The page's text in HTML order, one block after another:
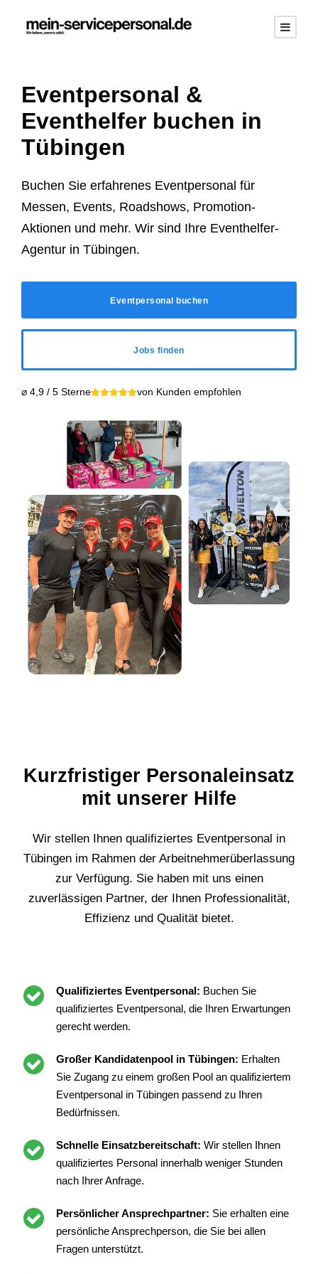
Eventpersonal &
Eventhelfer buchen in
Tübingen
Buchen Sie erfahrenes Eventpersonal für
Messen, Events, Roadshows, Promotion-
Aktionen und mehr. Wir sind Ihre Eventhelfer-
Agentur in Tübingen.
Eventpersonal buchen
Jobs finden
⌀ 4,9 / 5 Sterne von Kunden empfohlen
Kurzfristiger Personaleinsatz
mit unserer Hilfe
Wir stellen Ihnen qualifiziertes Eventpersonal in
Tübingen im Rahmen der Arbeitnehmerüberlassung
zur Verfügung. Sie haben mit uns einen
zuverlässigen Partner, der Ihnen Professionalität,
Effizienz und Qualität bietet.
Qualifiziertes Eventpersonal: Buchen Sie
qualifiziertes Eventpersonal, die Ihren Erwartungen
gerecht werden.
Großer Kandidatenpool in Tübingen: Erhalten
Sie Zugang zu einem großen Pool an qualifiziertem
Eventpersonal in Tübingen passend zu Ihren
Bedürfnissen.
Schnelle Einsatzbereitschaft: Wir stellen Ihnen
qualifiziertes Personal innerhalb weniger Stunden
nach Ihrer Anfrage.
Persönlicher Ansprechpartner: Sie erhalten eine
persönliche Ansprechperson, die Sie bei allen
Fragen unterstützt.